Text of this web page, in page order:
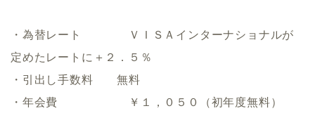
・為替レート ＶＩＳＡインターナショナルが
定めたレートに＋２．５％
・引出し手数料 無料
・年会費 ￥１，０５０（初年度無料）